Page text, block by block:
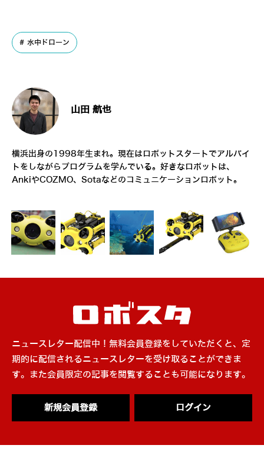
水中ドローン
山田 航也
横浜出身の1998年生まれ。現在はロボットスタートでアルバイ
トをしながらプログラムを学んでいる。好きなロボットは、
AnkiやCOZMO、Sotaなどのコミュニケーションロボット。
ニュースレター配信中！無料会員登録をしていただくと、定
期的に配信されるニュースレターを受け取ることができま
す。また会員限定の記事を閲覧することも可能になります。
新規会員登録 ログイン